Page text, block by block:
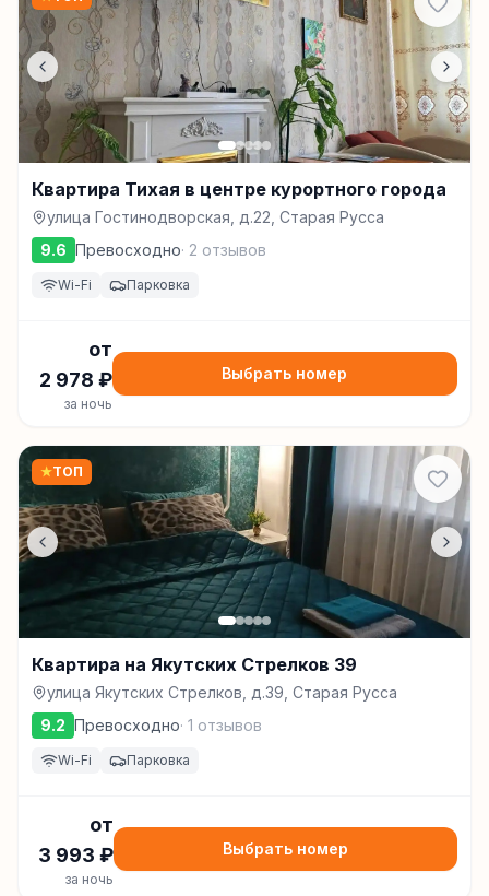
Квартира Тихая в центре курортного города
улица Гостинодворская, д.22, Старая Русса
9.6 Превосходно· 2 отзывов
Wi-Fi Парковка
от
2 978 ₽
за ночь
Выбрать номер
★ТОП
Квартира на Якутских Стрелков 39
улица Якутских Стрелков, д.39, Старая Русса
9.2 Превосходно· 1 отзывов
Wi-Fi Парковка
от
3 993 ₽
за ночь
Выбрать номер